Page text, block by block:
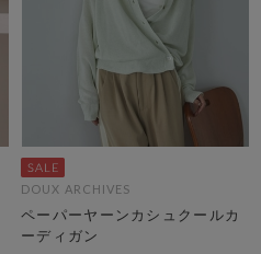
DOUX ARCHIVES
ペーパーヤーンカシュクールカ
ーディガン